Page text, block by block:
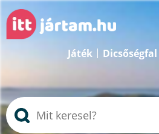
Játék Dicsőségfal